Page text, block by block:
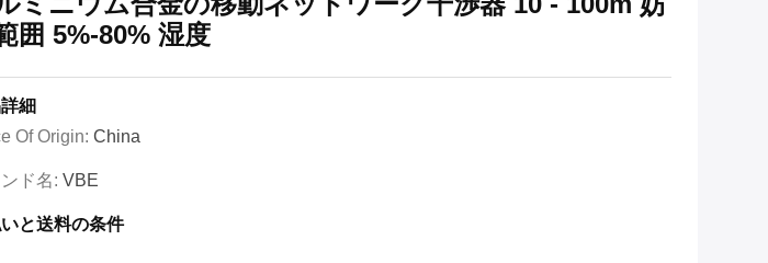
囲 5%-80% 湿度
細
Of Origin: China
ド名: VBE
と送料の条件